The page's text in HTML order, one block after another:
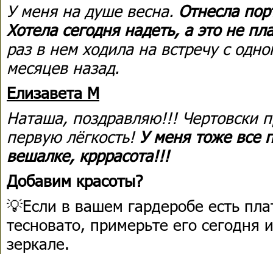
У меня на душе весна. Отнесла
Хотела сегодня надеть, а это не
раз в нем ходила на встречу с
месяцев назад.
Елизавета М
Наташа, поздравляю!!! Чертовски
первую лёгкость!У меня тоже все
вешалке, крррасота!!!
Добавим красоты?
💡Если в вашем гардеробе есть
тесновато, примерьте его сегодня
зеркале.